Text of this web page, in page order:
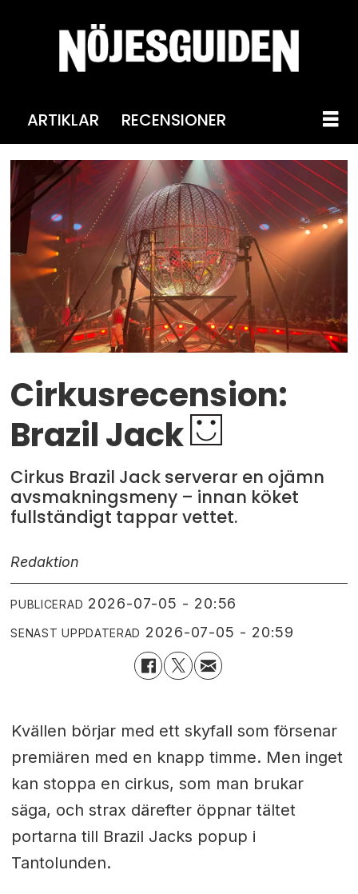
ARTIKLAR RECENSIONER
Cirkusrecension:
Brazil Jack
Cirkus Brazil Jack serverar en ojämn
avsmakningsmeny – innan köket
fullständigt tappar vettet.
Redaktion
PUBLICERAD 2026-07-05 - 20:56
SENAST UPPDATERAD 2026-07-05 - 20:59
Kvällen börjar med ett skyfall som försenar
premiären med en knapp timme. Men inget
kan stoppa en cirkus, som man brukar
säga, och strax därefter öppnar tältet
portarna till Brazil Jacks popup i
Tantolunden.